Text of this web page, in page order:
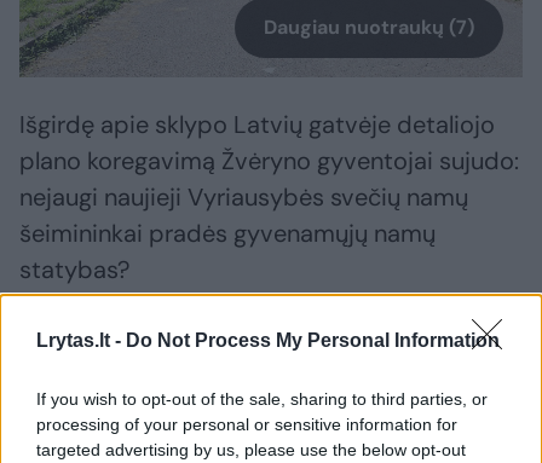
Lrytas.lt - Do Not Process My Personal Information
If you wish to opt-out of the sale, sharing to third parties, or
processing of your personal or sensitive information for
targeted advertising by us, please use the below opt-out
Daugiau nuotraukų (7)
Išgirdę apie sklypo Latvių gatvėje detaliojo
plano koregavimą Žvėryno gyventojai sujudo:
nejaugi naujieji Vyriausybės svečių namų
šeimininkai pradės gyvenamųjų namų
statybas?
Jie net siūlė pastatą įtraukti į nekilnojamųjų
kultūros vertybių sąrašą, kad kuo
sudėtingesnės būtų visos procedūros.